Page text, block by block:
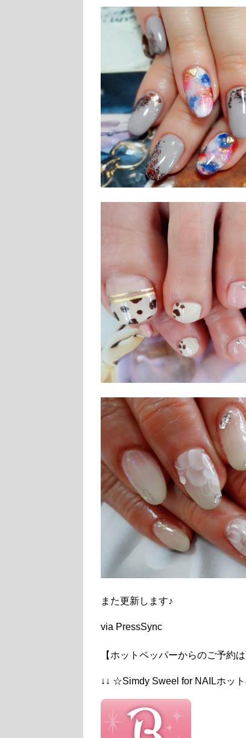
また更新します♪
via PressSync
【ホットペッパーからのご予約
↓↓ ☆Simdy Sweel for NAILホッ